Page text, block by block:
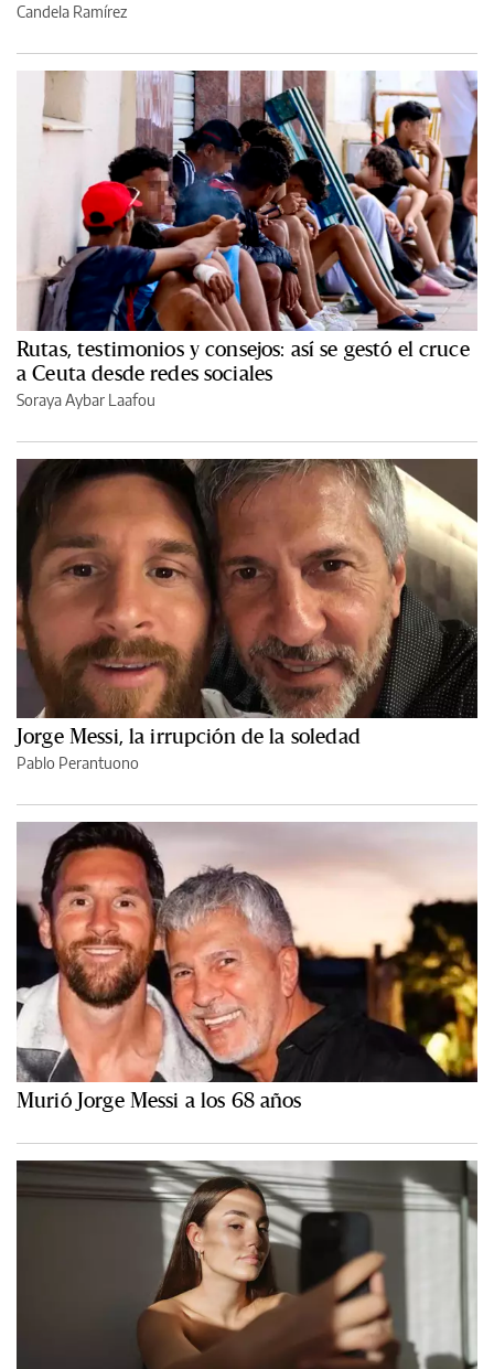
Candela Ramírez
Rutas, testimonios y consejos: así se gestó el cruce
a Ceuta desde redes sociales
Soraya Aybar Laafou
Jorge Messi, la irrupción de la soledad
Pablo Perantuono
Murió Jorge Messi a los 68 años